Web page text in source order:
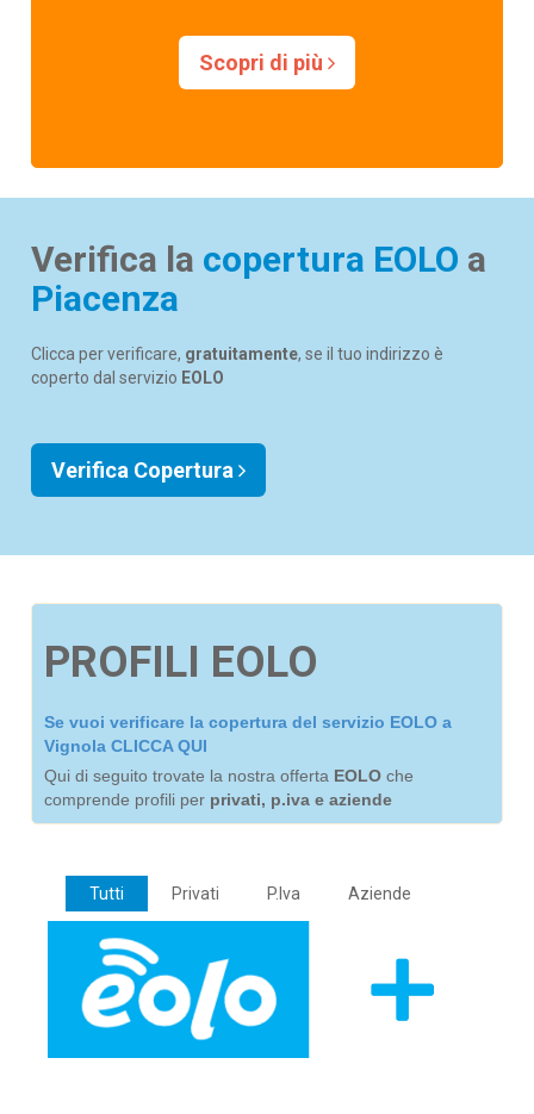
Scopri di più
Verifica la copertura EOLO a
Piacenza
Clicca per verificare, gratuitamente, se il tuo indirizzo è
coperto dal servizio EOLO
Verifica Copertura
PROFILI EOLO
Se vuoi verificare la copertura del servizio EOLO a
Vignola CLICCA QUI
Qui di seguito trovate la nostra offerta EOLO che
comprende profili per privati, p.iva e aziende
Tutti Privati P.Iva Aziende